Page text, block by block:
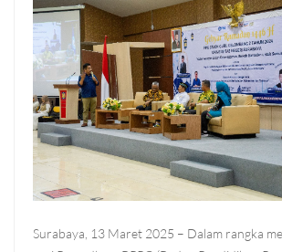
Surabaya, 13 Maret 2025 – Dalam rangka